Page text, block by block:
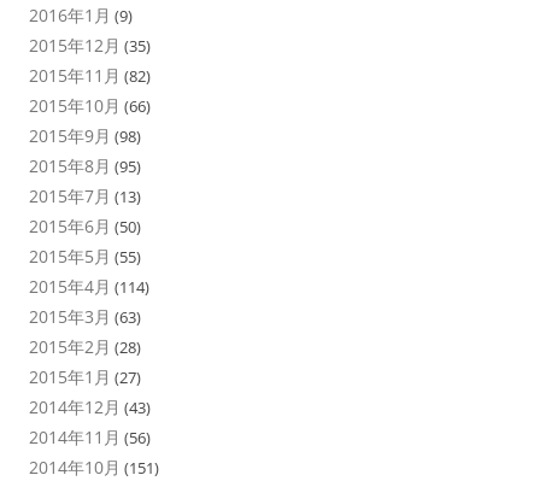
2016年1月 (9)
2015年12月 (35)
2015年11月 (82)
2015年10月 (66)
2015年9月 (98)
2015年8月 (95)
2015年7月 (13)
2015年6月 (50)
2015年5月 (55)
2015年4月 (114)
2015年3月 (63)
2015年2月 (28)
2015年1月 (27)
2014年12月 (43)
2014年11月 (56)
2014年10月 (151)